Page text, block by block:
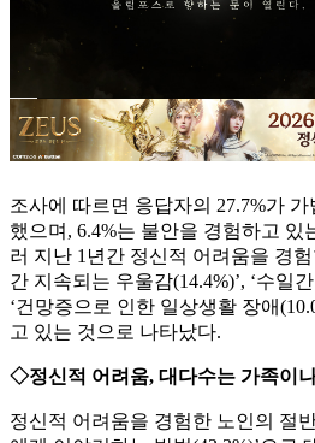
조사에 따르면 응답자의 27.7%가
했으며, 6.4%는 불안을 경험하고 있
러 지난 1년간 정신적 어려움을 경험
간 지속되는 우울감(14.4%)’, ‘수일
‘건망증으로 인한 일상생활 장애
고 있는 것으로 나타났다.
◇정신적 어려움, 대다수는 가족이
정신적 어려움을 경험한 노인의 절